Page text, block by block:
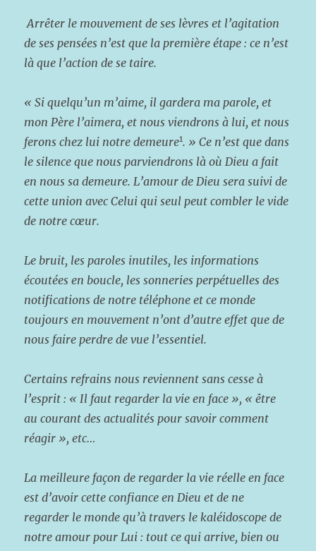
Arrêter le mouvement de ses lèvres et l’agitation
de ses pensées n’est que la première étape : ce n’est
là que l’action de se taire.
« Si quelqu’un m’aime, il gardera ma parole, et
mon Père l’aimera, et nous viendrons à lui, et nous
ferons chez lui notre demeure1. » Ce n’est que dans
le silence que nous parviendrons là où Dieu a fait
en nous sa demeure. L’amour de Dieu sera suivi de
cette union avec Celui qui seul peut combler le vide
de notre cœur.
Le bruit, les paroles inutiles, les informations
écoutées en boucle, les sonneries perpétuelles des
notifications de notre téléphone et ce monde
toujours en mouvement n’ont d’autre effet que de
nous faire perdre de vue l’essentiel.
Certains refrains nous reviennent sans cesse à
l’esprit : « Il faut regarder la vie en face », « être
au courant des actualités pour savoir comment
réagir », etc…
La meilleure façon de regarder la vie réelle en face
est d’avoir cette confiance en Dieu et de ne
regarder le monde qu’à travers le kaléidoscope de
notre amour pour Lui : tout ce qui arrive, bien ou